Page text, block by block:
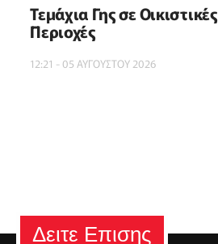
Τεμάχια Γης σε Οικιστικές
Περιοχές
12:21 - 05 ΑΥΓΟΥΣΤΟΥ 2026
Δειτε Επισης